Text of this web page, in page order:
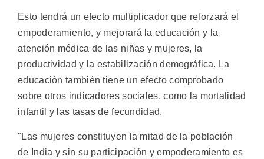
Esto tendrá un efecto multiplicador que reforzará el
empoderamiento, y mejorará la educación y la
atención médica de las niñas y mujeres, la
productividad y la estabilización demográfica. La
educación también tiene un efecto comprobado
sobre otros indicadores sociales, como la mortalidad
infantil y las tasas de fecundidad.
"Las mujeres constituyen la mitad de la población
de India y sin su participación y empoderamiento es